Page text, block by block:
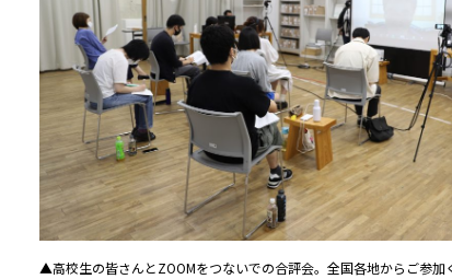
▲高校生の皆さんとZOOMをつないでの合評会。全国各地からご参加